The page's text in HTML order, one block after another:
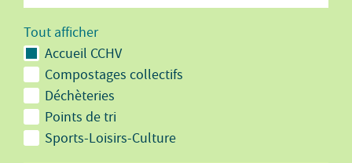
Tout afficher
Accueil CCHV
Compostages collectifs
Déchèteries
Points de tri
Sports-Loisirs-Culture